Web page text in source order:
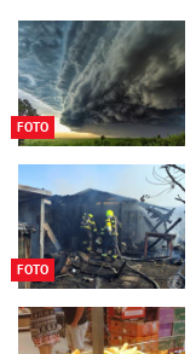
FOTO
FOTO